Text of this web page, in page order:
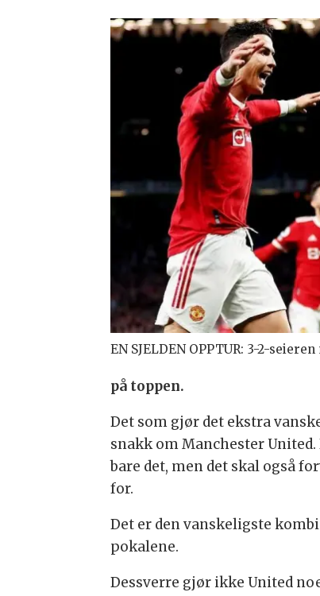
EN SJELDEN OPPTUR: 3-2-
på toppen.
Det som gjør det ekstra
snakk om Manchester
bare det, men det skal også
for.
Det er den vanskeligste
pokalene.
Dessverre gjør ikke United